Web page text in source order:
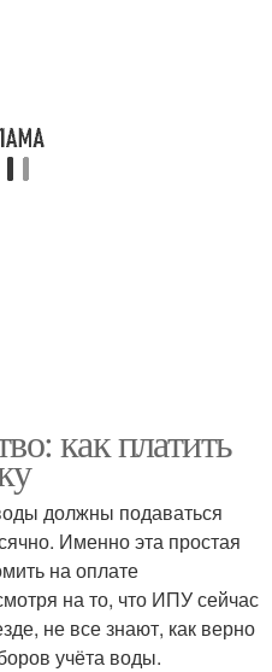
как платить
должны подаваться
Именно эта простая
на оплате
на то, что ИПУ сейчас
не все знают, как верно
учёта воды.